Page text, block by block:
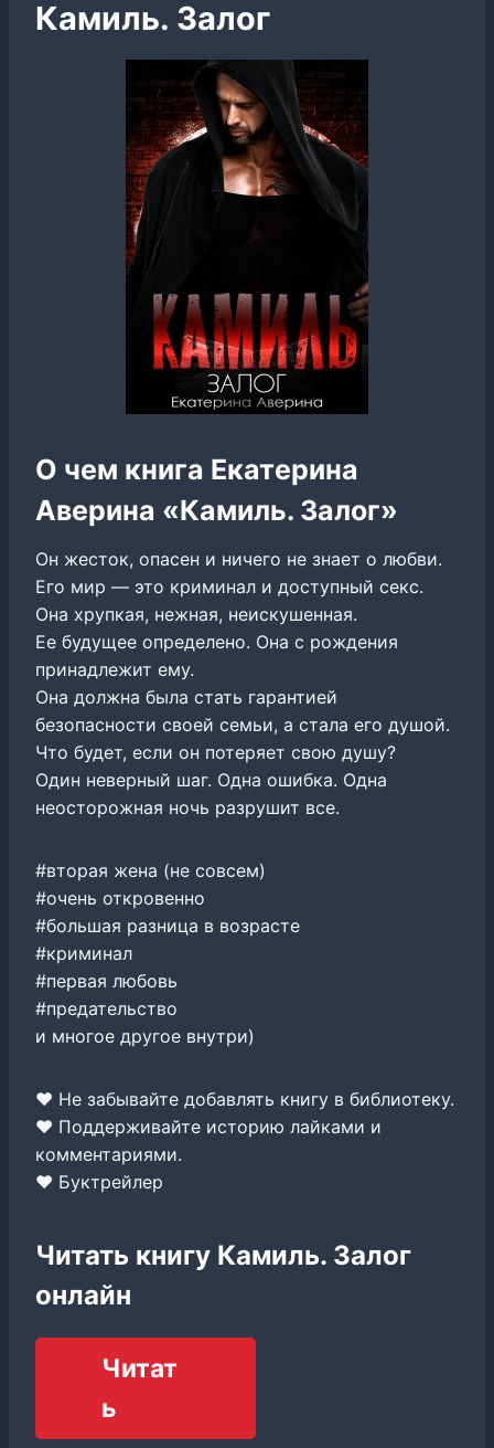
Камиль. Залог
О чем книга Екатерина
Аверина «Камиль. Залог»
Он жесток, опасен и ничего не знает о любви.
Его мир — это криминал и доступный секс.
Она хрупкая, нежная, неискушенная.
Ее будущее определено. Она с рождения
принадлежит ему.
Она должна была стать гарантией
безопасности своей семьи, а стала его душой.
Что будет, если он потеряет свою душу?
Один неверный шаг. Одна ошибка. Одна
неосторожная ночь разрушит все.
#вторая жена (не совсем)
#очень откровенно
#большая разница в возрасте
#криминал
#первая любовь
#предательство
и многое другое внутри)
❤ Не забывайте добавлять книгу в библиотеку.
❤ Поддерживайте историю лайками и
комментариями.
❤ Буктрейлер
Читать книгу Камиль. Залог
онлайн
Читат
ь